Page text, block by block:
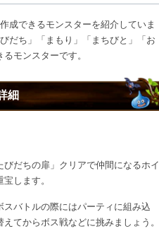
成できるモンスターを紹介していま
だち」「まもり」「まちびと」「お
モンスターです。
細
だちの扉」クリアで仲間になるホイ
します。
バトルの際にはパーティに組み込
てからボス戦などに挑みましょう。